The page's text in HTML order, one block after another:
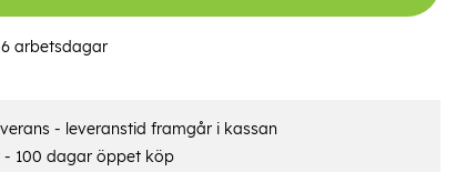
arbetsdagar
- leveranstid framgår i kassan
- 100 dagar öppet köp